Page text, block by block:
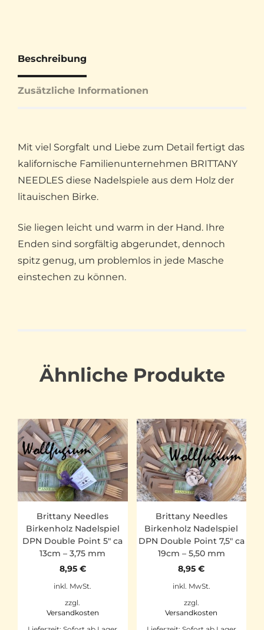
Beschreibung
Zusätzliche Informationen
Mit viel Sorgfalt und Liebe zum Detail fertigt das
kalifornische Familienunternehmen BRITTANY
NEEDLES diese Nadelspiele aus dem Holz der
litauischen Birke.
Sie liegen leicht und warm in der Hand. Ihre
Enden sind sorgfältig abgerundet, dennoch
spitz genug, um problemlos in jede Masche
einstechen zu können.
Ähnliche Produkte
Brittany Needles
Birkenholz Nadelspiel
DPN Double Point 5″ ca
13cm – 3,75 mm
8,95 €
inkl. MwSt.
zzgl.
Versandkosten
Brittany Needles
Birkenholz Nadelspiel
DPN Double Point 7,5″ ca
19cm – 5,50 mm
8,95€
inkl. MwSt.
zzgl.
Versandkosten